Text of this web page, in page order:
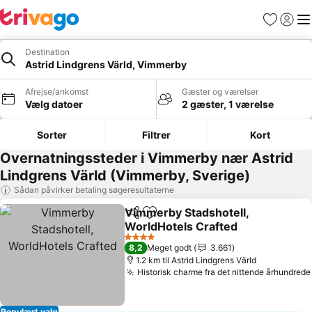
Favoritter
Log ind
Destination
Astrid Lindgrens Värld, Vimmerby
Afrejse/ankomst
Vælg datoer
Gæster og værelser
2 gæster, 1 værelse
Sorter Filtrer Kort
Overnatningssteder i Vimmerby nær Astrid
Lindgrens Värld (Vimmerby, Sverige)
Sådan påvirker betaling søgeresultaterne
Del Føj til favoritter
Vimmerby Stadshotell,
WorldHotels Crafted
Se priser
4 Stjerner
8,2 Meget godt
3.661
1.2 km til Astrid Lindgrens Värld
Historisk charme fra det nittende århundrede